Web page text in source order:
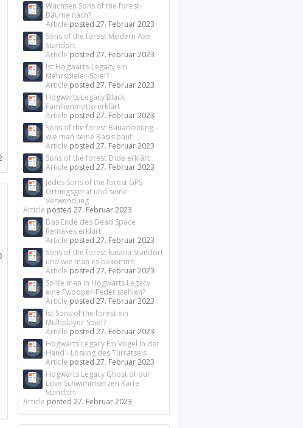
Wachsen Sons of the forest-
Bäume nach?
Article posted27. Februar 2023
Sons of the forest Modern Axe
Standort
Article posted27. Februar 2023
Ist Hogwarts-Legacy ein
Mehrspieler-Spiel?
Article posted27. Februar 2023
Hogwarts Legacy Black
Familienmotto erklärt
Article posted27. Februar 2023
Sons of the forest Bauanleitung -
wie man seine Basis baut
Article posted27. Februar 2023
Sons of the forest Ende erklärt
Article posted27. Februar 2023
Jedes Sons of the forest GPS-
Ortungsgerät und seine
Verwendung
Article posted27. Februar 2023
Das Ende des Dead Space
Remakes erklärt
Article posted27. Februar 2023
Sons of the forest katana Standort
und wie man es bekommt
Article posted27. Februar 2023
Sollte man in Hogwarts Legacy
eine Fwooper-Feder stehlen?
Article posted27. Februar 2023
Ist Sons of the forest ein
Multiplayer-Spiel?
Article posted27. Februar 2023
Hogwarts Legacy Ein Vogel in der
Hand - Lösung des Türrätsels
Article posted27. Februar 2023
Hogwarts Legacy Ghost of our
Love Schwimmkerzen Karte
Standort
Article posted27. Februar 2023